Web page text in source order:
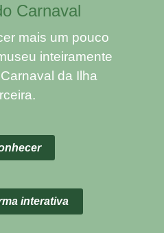
Carnaval
mais um pouco
inteiramente
da Ilha
interativa